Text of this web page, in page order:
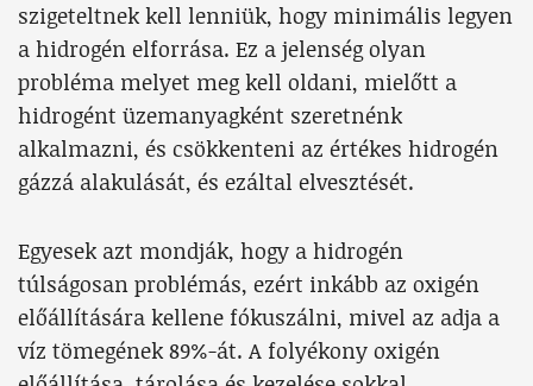
szigeteltnek kell lenniük, hogy minimális legyen
a hidrogén elforrása. Ez a jelenség olyan
probléma melyet meg kell oldani, mielőtt a
hidrogént üzemanyagként szeretnénk
alkalmazni, és csökkenteni az értékes hidrogén
gázzá alakulását, és ezáltal elvesztését.
Egyesek azt mondják, hogy a hidrogén
túlságosan problémás, ezért inkább az oxigén
előállítására kellene fókuszálni, mivel az adja a
víz tömegének 89%-át. A folyékony oxigén